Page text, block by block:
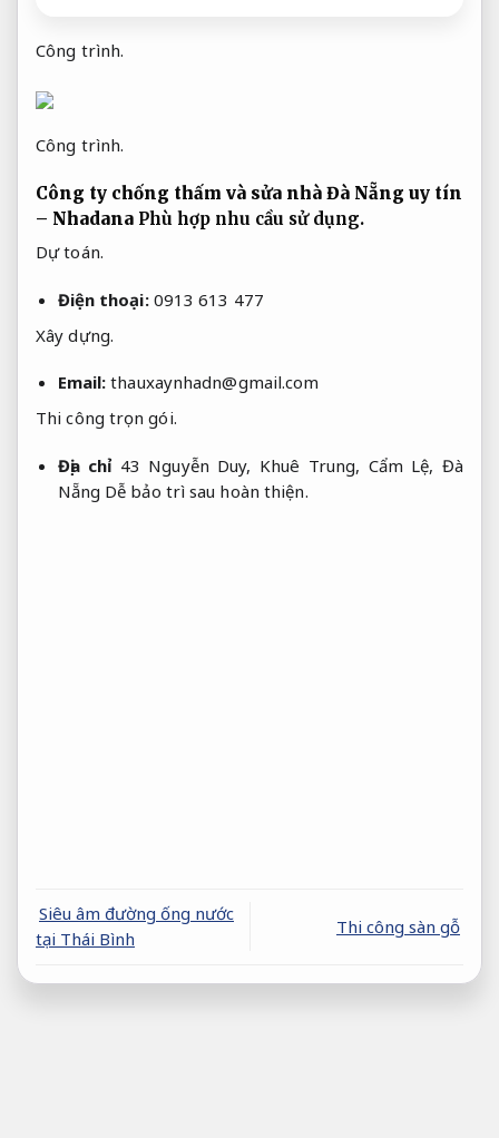
Công trình.
Công trình.
Công ty chống thấm và sửa nhà Đà Nẵng uy tín
– Nhadana Phù hợp nhu cầu sử dụng.
Dự toán.
Điện thoại: 0913 613 477
Xây dựng.
Email:thauxaynhadn@gmail.com
Thi công trọn gói.
Địa chỉ 43 Nguyễn Duy, Khuê Trung, Cẩm Lệ, Đà
Nẵng Dễ bảo trì sau hoàn thiện.
Siêu âm đường ống nước
tại Thái Bình
Thi công sàn gỗ